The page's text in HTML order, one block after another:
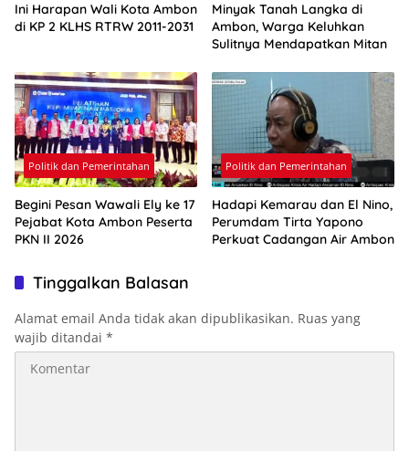
Ini Harapan Wali Kota Ambon
di KP 2 KLHS RTRW 2011-2031
Minyak Tanah Langka di
Ambon, Warga Keluhkan
Sulitnya Mendapatkan Mitan
Politik dan Pemerintahan
Begini Pesan Wawali Ely ke 17
Pejabat Kota Ambon Peserta
PKN II 2026
Politik dan Pemerintahan
Hadapi Kemarau dan El Nino,
Perumdam Tirta Yapono
Perkuat Cadangan Air Ambon
Tinggalkan Balasan
Alamat email Anda tidak akan dipublikasikan. Ruas yang
wajib ditandai *